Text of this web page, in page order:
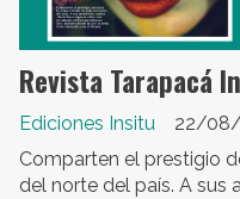
Revista Tarapacá
Ediciones Insitu
22/
Comparten el prestigio
del norte del país. A sus